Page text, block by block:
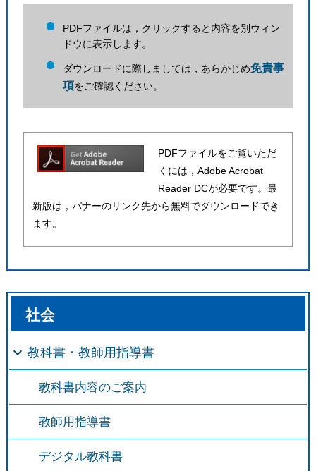
PDFファイルは，クリックすると内容を別ウィン
ドウに表示します。
ダウンロードに際しましては，あらかじめ免責事
項をご確認ください。
PDFファイルをご覧いただ
くには，Adobe Acrobat
Reader DCが必要です。最
新版は，バナーのリンク先から無料でダウンロードでき
ます。
社会
教科書・教師用指導書
教科書内容のご案内
教師用指導書
デジタル教科書